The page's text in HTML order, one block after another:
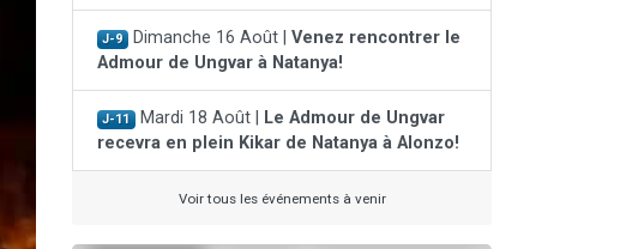
J-9 Dimanche 16 Août | Venez rencontrer le
Admour de Ungvar à Natanya!
J-11 Mardi 18 Août |
Le Admour de Ungvar
recevra en plein Kikar de Natanya à Alonzo!
Voir tous les événements à venir